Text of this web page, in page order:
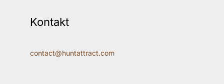
Kontakt
contact@huntattract.com